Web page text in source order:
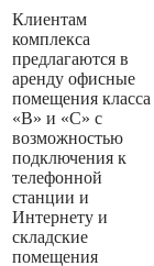
Клиентам
комплекса
предлагаются в
аренду офисные
помещения класса
«В» и «С» с
возможностью
подключения к
телефонной
станции и
Интернету и
складские
помещения